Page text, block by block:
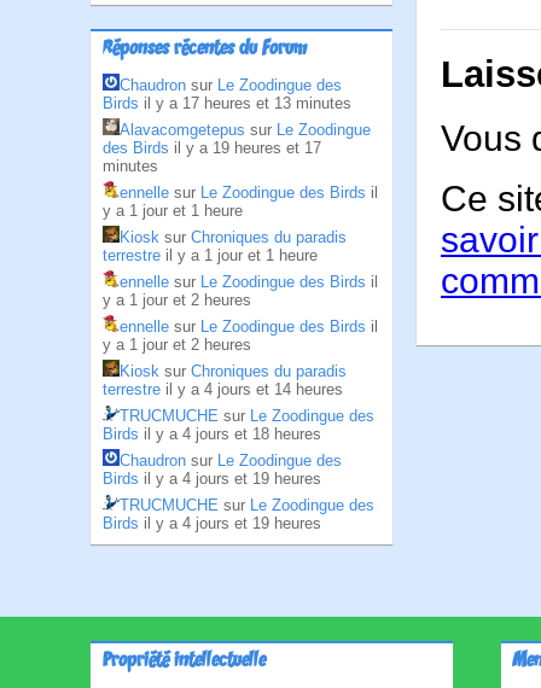
Réponses récentes du Forum
Chaudron sur Le Zoodingue des
Birds il y a 17 heures et 13 minutes
Alavacomgetepus sur Le Zoodingue
des Birds il y a 19 heures et 17
minutes
ennelle sur Le Zoodingue des Birds il
y a 1 jour et 1 heure
Kiosk sur Chroniques du paradis
terrestre il y a 1 jour et 1 heure
ennelle sur Le Zoodingue des Birds il
y a 1 jour et 2 heures
ennelle sur Le Zoodingue des Birds il
y a 1 jour et 2 heures
Kiosk sur Chroniques du paradis
terrestre il y a 4 jours et 14 heures
TRUCMUCHE sur Le Zoodingue des
Birds il y a 4 jours et 18 heures
Chaudron sur Le Zoodingue des
Birds il y a 4 jours et 19 heures
TRUCMUCHE sur Le Zoodingue des
Birds il y a 4 jours et 19 heures
Vous
Ce
Propriété intellectuelle